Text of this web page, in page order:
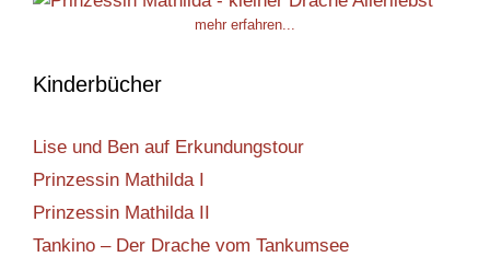
mehr erfahren...
Kinderbücher
Lise und Ben auf Erkundungstour
Prinzessin Mathilda I
Prinzessin Mathilda II
Tankino – Der Drache vom Tankumsee